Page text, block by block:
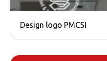
Design logo PMCSI